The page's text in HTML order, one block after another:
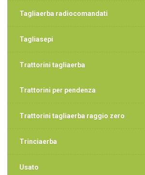
Tagliaerba radiocomandati
Tagliasepi
Trattorini tagliaerba
Trattorini per pendenza
Trattorini tagliaerba raggio zero
Trinciaerba
Usato